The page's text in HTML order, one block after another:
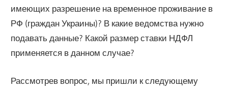
имеющих разрешение на временное проживание в
РФ (граждан Украины)? В какие ведомства нужно
подавать данные? Какой размер ставки НДФЛ
применяется в данном случае?
Рассмотрев вопрос, мы пришли к следующему